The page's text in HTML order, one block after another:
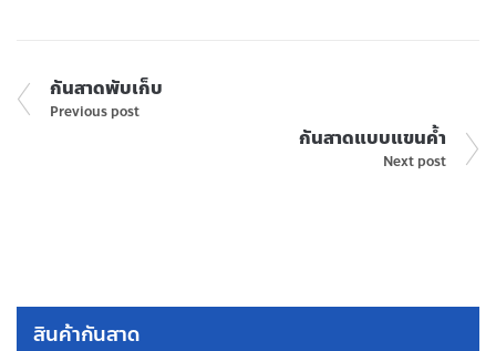
กันสาดพับเก็บ
Previous post
กันสาดแบบแขนค้ำ
Next post
สินค้ากันสาด